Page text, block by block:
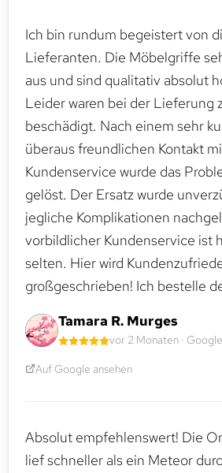
Ich bin rundum begeistert von
Lieferanten. Die Möbelgriffe
aus und sind qualitativ absolut
Leider waren bei der Lieferung
beschädigt. Nach einem sehr
überaus freundlichen Kontakt
Kundenservice wurde das
gelöst. Der Ersatz wurde
jegliche Komplikationen
vorbildlicher Kundenservice ist
selten. Hier wird
großgeschrieben! Ich bestelle
Tamara R. Murges
vor 2 Monaten · Google
Auf Google ansehen
Absolut empfehlenswert! Die
lief schneller als ein Meteor